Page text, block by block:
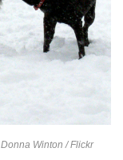
Donna Winton / Flickr